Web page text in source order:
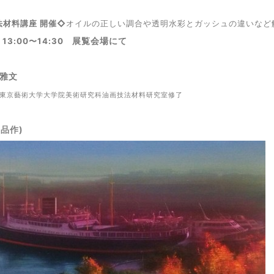
材料講座 開催◇オイルの正しい調合や透明水彩とガッシュの違いなど
13:00〜14:30
展覧会場にて
文
京藝術大学大学院美術研究科油画技法材料研究室修了
作)